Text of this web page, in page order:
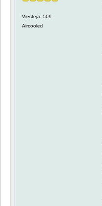
Viestejä: 509
Aircooled